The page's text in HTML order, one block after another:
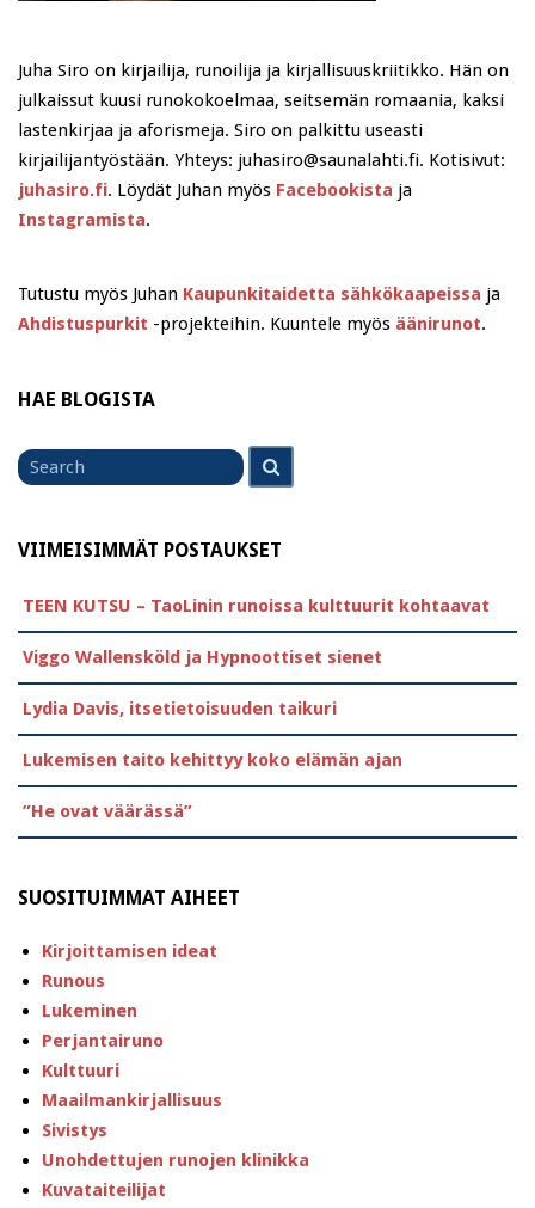
Juha Siro on kirjailija, runoilija ja kirjallisuuskriitikko. Hän on
julkaissut kuusi runokokoelmaa, seitsemän romaania, kaksi
lastenkirjaa ja aforismeja. Siro on palkittu useasti
kirjailijantyöstään. Yhteys: juhasiro@saunalahti.fi. Kotisivut:
juhasiro.fi. Löydät Juhan myös Facebookista ja
Instagramista.
Tutustu myös Juhan Kaupunkitaidetta sähkökaapeissa ja
Ahdistuspurkit -projekteihin. Kuuntele myös äänirunot.
HAE BLOGISTA
for
VIIMEISIMMÄT POSTAUKSET
TEEN KUTSU – TaoLinin runoissa kulttuurit kohtaavat
Viggo Wallensköld ja Hypnoottiset sienet
Lydia Davis, itsetietoisuuden taikuri
Lukemisen taito kehittyy koko elämän ajan
”He ovat väärässä”
SUOSITUIMMAT AIHEET
Kirjoittamisen ideat
Runous
Lukeminen
Perjantairuno
Kulttuuri
Maailmankirjallisuus
Sivistys
Unohdettujen runojen klinikka
Kuvataiteilijat